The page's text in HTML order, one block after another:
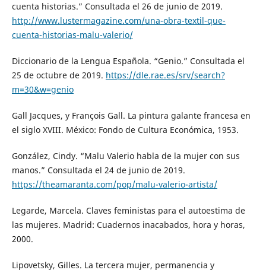
cuenta historias.” Consultada el 26 de junio de 2019.
http://www.lustermagazine.com/una-obra-textil-que-
cuenta-historias-malu-valerio/
Diccionario de la Lengua Española. “Genio.” Consultada el
25 de octubre de 2019. https://dle.rae.es/srv/search?
m=30&w=genio
Gall Jacques, y François Gall. La pintura galante francesa en
el siglo XVIII. México: Fondo de Cultura Económica, 1953.
González, Cindy. “Malu Valerio habla de la mujer con sus
manos.” Consultada el 24 de junio de 2019.
https://theamaranta.com/pop/malu-valerio-artista/
Legarde, Marcela. Claves feministas para el autoestima de
las mujeres. Madrid: Cuadernos inacabados, hora y horas,
2000.
Lipovetsky, Gilles. La tercera mujer, permanencia y